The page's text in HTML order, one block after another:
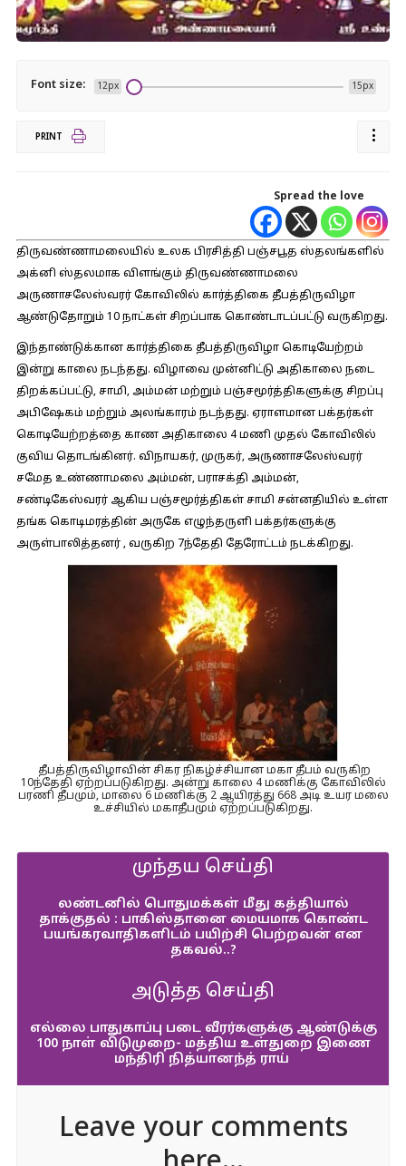
Font size: 12px 15px
PRINT
Spread the love
திருவண்ணாமலையில் உலக பிரசித்தி பஞ்சபூத ஸ்தலங்களில்
அக்னி ஸ்தலமாக விளங்கும் திருவண்ணாமலை
அருணாசலேஸ்வரர் கோவிலில் கார்த்திகை தீபத்திருவிழா
ஆண்டுதோறும் 10 நாட்கள் சிறப்பாக கொண்டாடப்பட்டு வருகிறது.
இந்தாண்டுக்கான கார்த்திகை தீபத்திருவிழா கொடியேற்றம்
இன்று காலை நடந்தது. விழாவை முன்னிட்டு அதிகாலை நடை
திறக்கப்பட்டு, சாமி, அம்மன் மற்றும் பஞ்சமூர்த்திகளுக்கு சிறப்பு
அபிஷேகம் மற்றும் அலங்காரம் நடந்தது. ஏராளமான பக்தர்கள்
கொடியேற்றத்தை காண அதிகாலை 4 மணி முதல் கோவிலில்
குவிய தொடங்கினர். விநாயகர், முருகர், அருணாசலேஸ்வரர்
சமேத உண்ணாமலை அம்மன், பராசக்தி அம்மன்,
சண்டிகேஸ்வரர் ஆகிய பஞ்சமூர்த்திகள் சாமி சன்னதியில் உள்ள
தங்க கொடிமரத்தின் அருகே எழுந்தருளி பக்தர்களுக்கு
அருள்பாலித்தனர் , வருகிற 7ந்தேதி தேரோட்டம் நடக்கிறது.
தீபத்திருவிழாவின் சிகர நிகழ்ச்சியான மகா தீபம் வருகிற
10ந்தேதி ஏற்றப்படுகிறது. அன்று காலை 4 மணிக்கு கோவிலில்
பரணி தீபமும், மாலை 6 மணிக்கு 2 ஆயிரத்து 668 அடி உயர மலை
உச்சியில் மகாதீபமும் ஏற்றப்படுகிறது.
முந்தய செய்தி
லண்டனில் பொதுமக்கள் மீது கத்தியால்
தாக்குதல் : பாகிஸ்தானை மையமாக கொண்ட
பயங்கரவாதிகளிடம் பயிற்சி பெற்றவன் என
தகவல்..?
அடுத்த செய்தி
எல்லை பாதுகாப்பு படை வீரர்களுக்கு ஆண்டுக்கு
100 நாள் விடுமுறை- மத்திய உள்துறை இணை
மந்திரி நித்யானந்த் ராய்
Leave your comments